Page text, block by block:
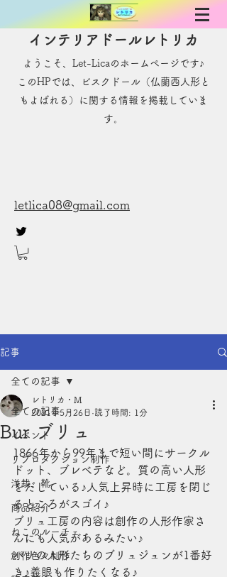
インテリアドールレトリカ
ようこそ、Let-Licaのホームページです♪
​このHPでは、ビスクドール（仏蘭西人形と
もよばれる）に関する情報を掲載していま
す。
letlica08@gmail.com
記事
全ての記事
イベント
リプロダクション制作
洋裁、靴
商品紹介
ねこのルーチェ
創作色々制作
全ての記事
Bur ブリュ
レトリカ・M
2021年5月26日 読了時間: 1分
1866年から99年まで短い間にサークル
ドット、ブレべテなど。質の高い人形
をだしている♪人気上昇時に工房を閉じ
るところがスゴイ♪
ブリュ工房の内容は創作の人形作家さ
んにも人気があるみたい♪
パリの人形たちのブリュジュンが1番好
き♪義眼も作りたくなる♪